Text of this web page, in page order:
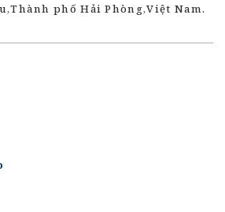
Thành phố Hải Phòng,Việt Nam.